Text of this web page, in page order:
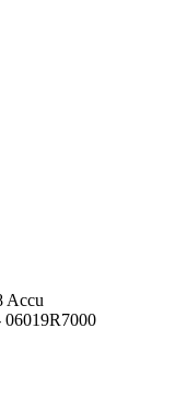
Accu
06019R7000